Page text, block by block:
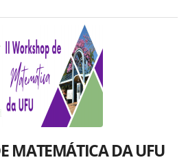
MATEMÁTICA DA UFU